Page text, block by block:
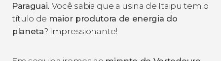
Paraguai. Você sabia que a usina de Itaipu tem o
título de maior produtora de energia do
planeta? Impressionante!